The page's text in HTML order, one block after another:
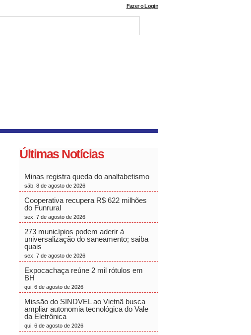
Fazer o Login
Últimas Notícias
Minas registra queda do analfabetismo
sáb, 8 de agosto de 2026
Cooperativa recupera R$ 622 milhões
do Funrural
sex, 7 de agosto de 2026
273 municípios podem aderir à
universalização do saneamento; saiba
quais
sex, 7 de agosto de 2026
Expocachaça reúne 2 mil rótulos em
BH
qui, 6 de agosto de 2026
Missão do SINDVEL ao Vietnã busca
ampliar autonomia tecnológica do Vale
da Eletrônica
qui, 6 de agosto de 2026